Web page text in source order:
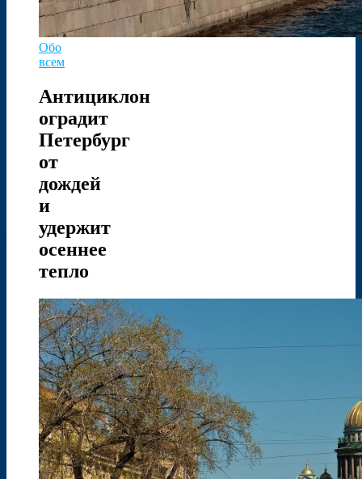
Обо
всем
Антициклон
оградит
Петербург
от
дождей
и
удержит
осеннее
тепло